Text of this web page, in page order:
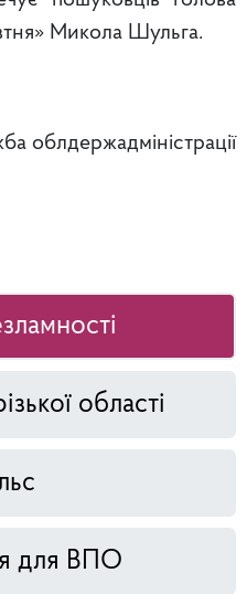
Микола Шульга.
облдержадміністрації
області
для ВПО